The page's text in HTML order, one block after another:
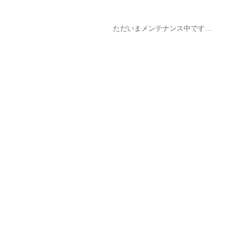
ただいまメンテナンス中です…